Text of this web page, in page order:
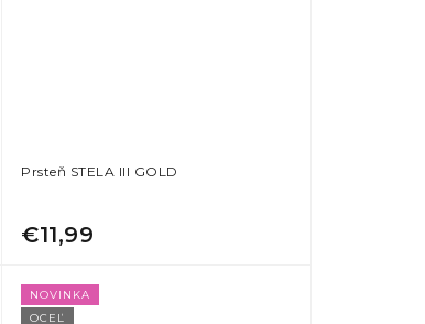
Prsteň STELA III GOLD
€11,99
NOVINKA
OCEĽ